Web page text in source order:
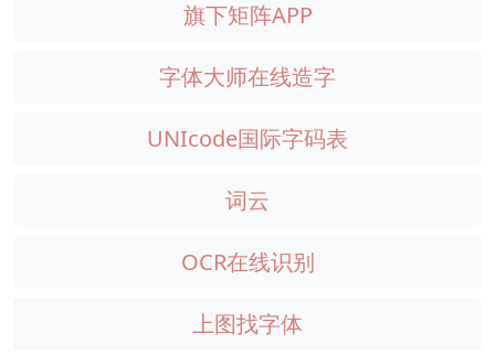
旗下矩阵APP
字体大师在线造字
UNIcode国际字码表
词云
OCR在线识别
上图找字体